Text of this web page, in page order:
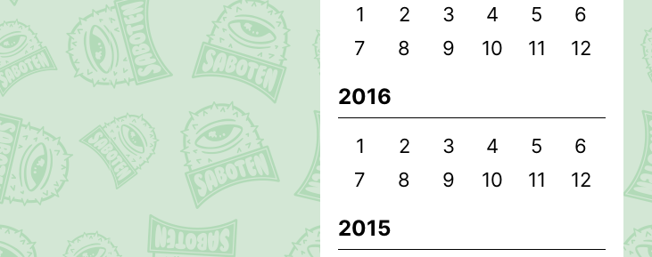
1 2 3 4 5
6
7
8 9 10 11 12
2016
1 2 3 4 5
6
7
8 9 10 11 12
2015